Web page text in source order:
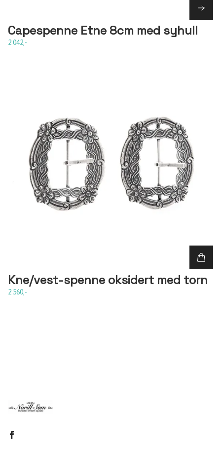
Capespenne Etne 8cm med syhull
2 042,-
Kne/vest-spenne oksidert med torn
2 560,-